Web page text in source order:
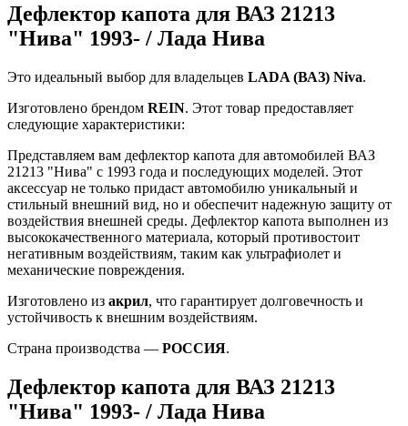
Дефлектор капота для ВАЗ 21213
"Нива" 1993- / Лада Нива
Это идеальный выбор для владельцев LADA (ВАЗ) Niva.
Изготовлено брендом REIN. Этот товар предоставляет
следующие характеристики:
Представляем вам дефлектор капота для автомобилей ВАЗ
21213 "Нива" с 1993 года и последующих моделей. Этот
аксессуар не только придаст автомобилю уникальный и
стильный внешний вид, но и обеспечит надежную защиту от
воздействия внешней среды. Дефлектор капота выполнен из
высококачественного материала, который противостоит
негативным воздействиям, таким как ультрафиолет и
механические повреждения.
Изготовлено из акрил, что гарантирует долговечность и
устойчивость к внешним воздействиям.
Страна производства — РОССИЯ.
Дефлектор капота для ВАЗ 21213
"Нива" 1993- / Лада Нива